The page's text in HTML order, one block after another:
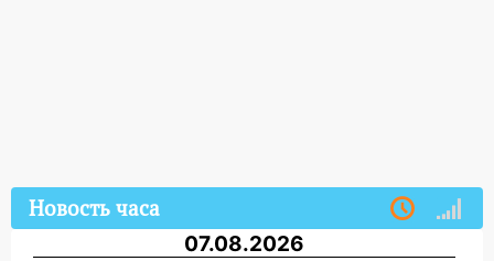
Новость часа
07.08.2026